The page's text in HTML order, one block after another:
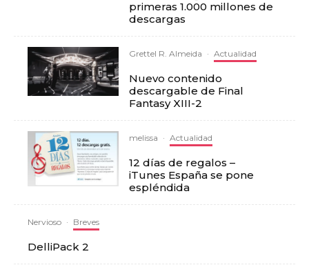
primeras 1.000 millones de
descargas
Grettel R. Almeida · Actualidad
Nuevo contenido
descargable de Final
Fantasy XIII-2
melissa · Actualidad
12 días de regalos –
iTunes España se pone
espléndida
Nervioso · Breves
DelliPack 2